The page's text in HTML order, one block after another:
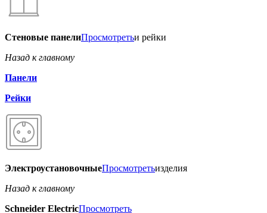
Стеновые панелиПросмотретьи рейки
Назад к главному
Панели
Рейки
ЭлектроустановочныеПросмотретьизделия
Назад к главному
Schneider ElectricПросмотреть